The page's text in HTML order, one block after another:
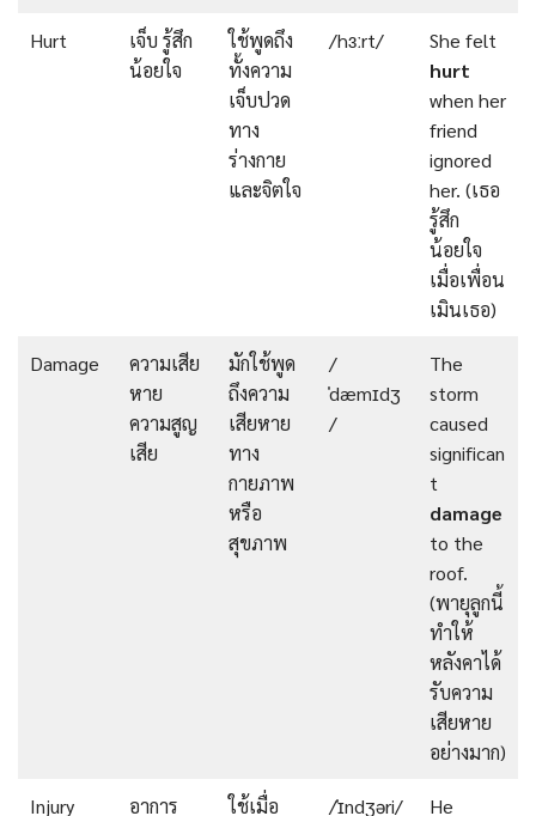
Hurt
เจ็บ รู้สึก
น้อยใจ
ใช้พูดถึง
ทั้งความ
เจ็บปวด
ทาง
ร่างกาย
และจิตใจ
/hɜːrt/
She felt
hurt
when her
friend
ignored
her. (เธอ
รู้สึก
น้อยใจ
เมื่อเพื่อน
เมินเธอ)
Damage
ความเสีย
หาย
ความสูญ
เสีย
มักใช้พูด
ถึงความ
เสียหาย
ทาง
กายภาพ
หรือ
สุขภาพ
/
ˈdæmɪdʒ
/
The
storm
caused
significan
t
damage
to the
roof.
(พายุลูกนี้
ทำให้
หลังคาได้
รับความ
เสียหาย
อย่างมาก)
Injury อาการ ใช้เมื่อ /ˈɪndʒəri/ He